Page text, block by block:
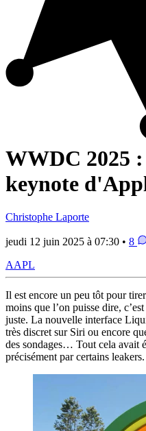
WWDC 2025
keynote
Christophe Laporte
jeudi 12 juin 2025 à 07:30 • 8
AAPL
Il est encore un peu tôt pour
moins que l’on puisse dire,
juste. La nouvelle interface
très discret sur Siri ou encore
des sondages… Tout cela avait
précisément par certains leakers.